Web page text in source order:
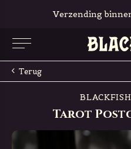
Gratis in-
Terug
Tarot